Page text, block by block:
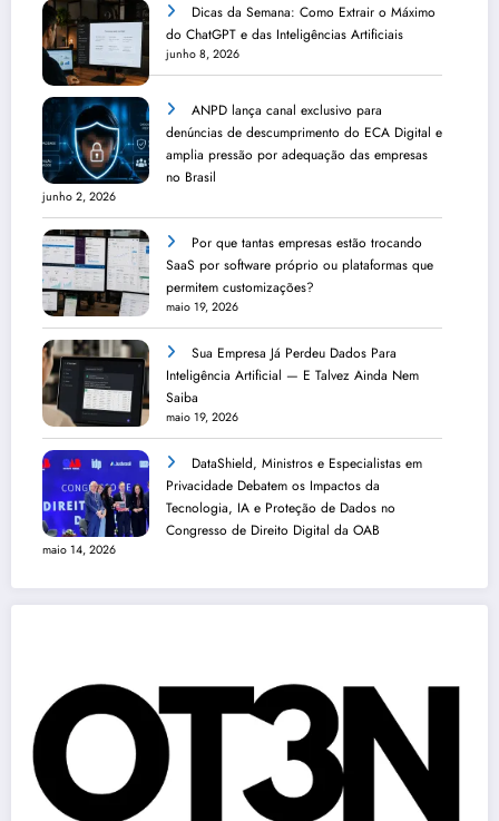
Dicas da Semana: Como Extrair o Máximo
do ChatGPT e das Inteligências Artificiais
junho 8, 2026
ANPD lança canal exclusivo para
denúncias de descumprimento do ECA Digital e
amplia pressão por adequação das empresas
no Brasil
junho 2, 2026
Por que tantas empresas estão trocando
SaaS por software próprio ou plataformas que
permitem customizações?
maio 19, 2026
Sua Empresa Já Perdeu Dados Para
Inteligência Artificial — E Talvez Ainda Nem
Saiba
maio 19, 2026
DataShield, Ministros e Especialistas em
Privacidade Debatem os Impactos da
Tecnologia, IA e Proteção de Dados no
Congresso de Direito Digital da OAB
maio 14, 2026